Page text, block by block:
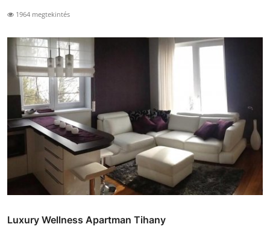
1964 megtekintés
Luxury Wellness Apartman Tihany